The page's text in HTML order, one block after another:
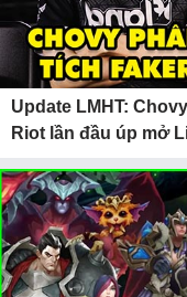
Update LMHT:
Riot lần đầu úp mở